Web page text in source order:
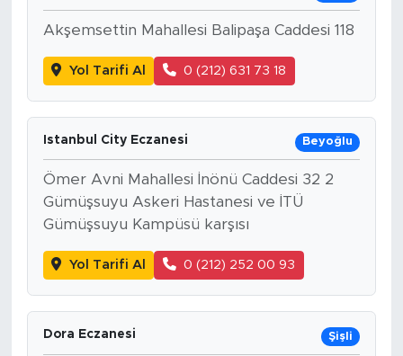
Akşemsettin Mahallesi Balipaşa Caddesi 118
Yol Tarifi Al 0 (212) 631 73 18
Istanbul City Eczanesi Beyoğlu
Ömer Avni Mahallesi İnönü Caddesi 32 2
Gümüşsuyu Askeri Hastanesi ve İTÜ
Gümüşsuyu Kampüsü karşısı
Yol Tarifi Al 0 (212) 252 00 93
Dora Eczanesi Şişli